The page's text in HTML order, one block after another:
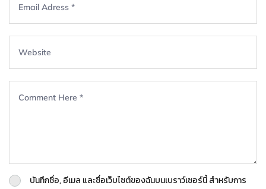
บันทึกชื่อ, อีเมล และชื่อเว็บไซต์ของฉันบนเบราว์เซอร์นี้ สำหรับการ